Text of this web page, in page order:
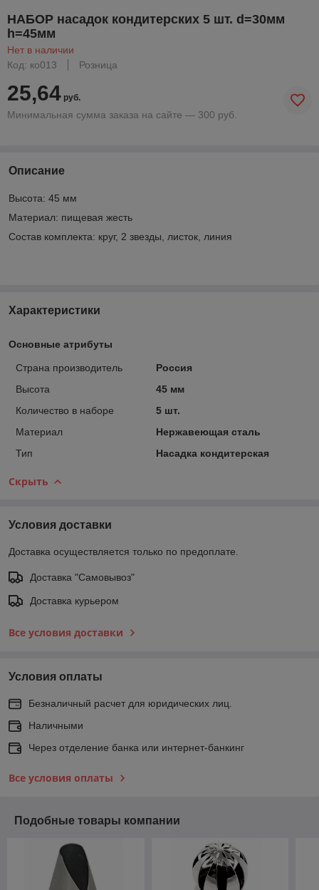
НАБОР насадок кондитерских 5 шт. d=30мм
h=45мм
Нет в наличии
Код: ко013
Розница
25,64 руб.
Минимальная сумма заказа на сайте — 300 руб.
Описание
Высота: 45 мм
Материал: пищевая жесть
Состав комплекта: круг, 2 звезды, листок, линия
Характеристики
Основные атрибуты
Страна производитель
Россия
Высота
45 мм
Количество в наборе
5 шт.
Материал
Нержавеющая сталь
Тип
Насадка кондитерская
Скрыть
Условия доставки
Доставка осуществляется только по предоплате.
Доставка "Самовывоз"
Доставка курьером
Все условия доставки
Условия оплаты
Безналичный расчет для юридических лиц.
Наличными
Через отделение банка или интернет-банкинг
Все условия оплаты
Подобные товары компании